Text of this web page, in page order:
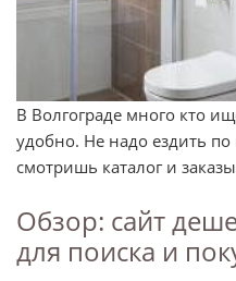
В Волгограде много кто
удобно. Не надо ездить
смотришь каталог и
Обзор: сайт
для поиска и